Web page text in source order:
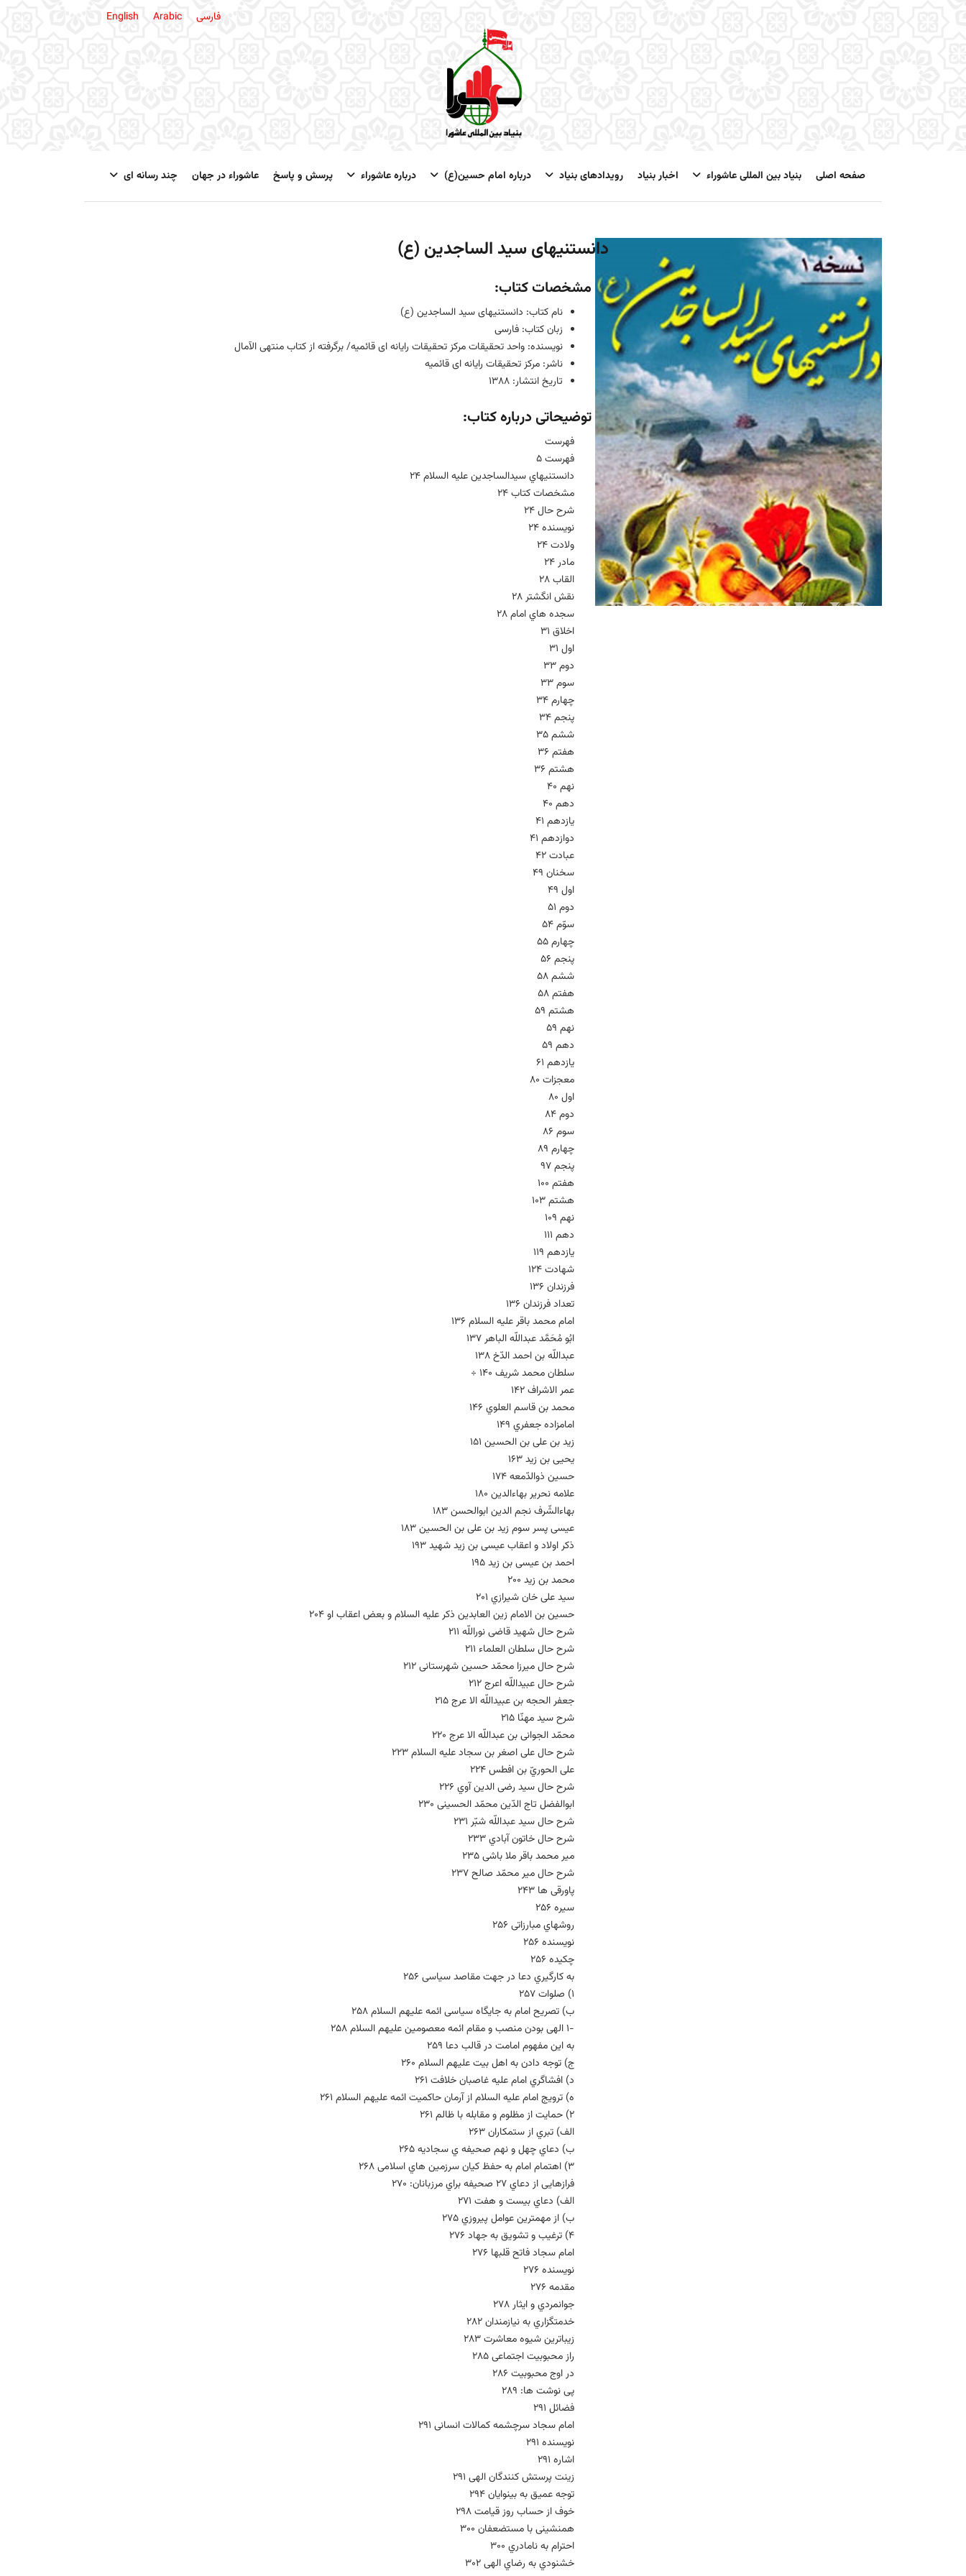
فارسی English Arabic
صفحه اصلی بنیاد بین المللی عاشوراء اخبار بنیاد رویدادهای بنیاد درباره امام حسین(ع) درباره عاشوراء پرسش و پاسخ عاشوراء در جهان چند رسانه ای
دانستنیهای سید الساجدین (ع)
مشخصات کتاب:
نام کتاب: دانستنیهای سید الساجدین (ع)
زبان کتاب: فارسی
نویسنده: واحد تحقیقات مرکز تحقیقات رایانه ای قائمیه/ برگرفته از کتاب منتهی الآمال
ناشر: مرکز تحقیقات رایانه ای قائمیه
تاریخ انتشار: 1388
توضیحاتی درباره کتاب:
فهرست
فهرست 5
دانستنیهاي سیدالساجدین علیه السلام 24
مشخصات کتاب 24
شرح حال 24
نویسنده 24
ولادت 24
مادر 24
القاب 28
نقش انگشتر 28
سجده هاي امام 28
اخلاق 31
اول 31
دوم 33
سوم 33
چهارم 34
پنجم 34
ششم 35
هفتم 36
هشتم 36
نهم 40
دهم 40
یازدهم 41
دوازدهم 41
عبادت 42
سخنان 49
اول 49
دوم 51
سوّم 54
چهارم 55
پنجم 56
ششم 58
هفتم 58
هشتم 59
نهم 59
دهم 59
یازدهم 61
معجزات 80
اول 80
دوم 84
سوم 86
چهارم 89
پنجم 97
هفتم 100
هشتم 103
نهم 109
دهم 111
یازدهم 119
شهادت 124
فرزندان 136
تعداد فرزندان 136
امام محمد باقر علیه السلام 136
ابُو مُحَمَّد عبداللّه الباهر 137
عبداللّه بن احمد الدّخ 138
سلطان محمد شریف 140 ÷
عمر الاشراف 142
محمد بن قاسم العلوي 146
امامزاده جعفري 149
زید بن علی بن الحسین 151
یحیی بن زید 163
حسین ذوالدّمعه 174
علامه نحریر بهاءالدین 180
بهاءالشّرف نجم الدین ابوالحسن 183
عیسی پسر سوم زید بن علی بن الحسین 183
ذکر اولاد و اعقاب عیسی بن زید شهید 193
احمد بن عیسی بن زید 195
محمد بن زید 200
سید علی خان شیرازي 201
حسین بن الامام زین العابدین ذکر علیه السلام و بعض اعقاب او 204
شرح حال شهید قاضی نوراللّه 211
شرح حال سلطان العلماء 211
شرح حال میرزا محمّد حسین شهرستانی 212
شرح حال عبیداللّه اعرج 212
جعفر الحجه بن عبیداللّه الا عرج 215
شرح سید مهنّا 215
محمّد الجوانی بن عبداللّه الا عرج 220
شرح حال علی اصغر بن سجاد علیه السلام 223
علی الحوريّ بن افطس 224
شرح حال سید رضی الدین آوي 226
ابوالفضل تاج الدّین محمّد الحسینی 230
شرح حال سید عبداللّه شبّر 231
شرح حال خاتون آبادي 233
میر محمد باقر ملا باشی 235
شرح حال میر محمّد صالح 237
پاورقی ها 243
سیره 256
روشهاي مبارزاتی 256
نویسنده 256
چکیده 256
به کارگیري دعا در جهت مقاصد سیاسی 256
1) صلوات 257
ب) تصریح امام به جایگاه سیاسی ائمه علیهم السلام 258
-1 الهی بودن منصب و مقام ائمه معصومین علیهم السلام 258
به این مفهوم امامت در قالب دعا 259
ج) توجه دادن به اهل بیت علیهم السلام 260
د) افشاگري امام علیه غاصبان خلافت 261
ه) ترویج امام علیه السلام از آرمان حاکمیت ائمه علیهم السلام 261
2) حمایت از مظلوم و مقابله با ظالم 261
الف) تبري از ستمکاران 263
ب) دعاي چهل و نهم صحیفه ي سجادیه 265
3) اهتمام امام به حفظ کیان سرزمین هاي اسلامی 268
فرازهایی از دعاي 27 صحیفه براي مرزبانان: 270
الف) دعاي بیست و هفت 271
ب) از مهمترین عوامل پیروزي 275
4) ترغیب و تشویق به جهاد 276
امام سجاد فاتح قلبها 276
نویسنده 276
مقدمه 276
جوانمردي و ایثار 278
خدمتگزاري به نیازمندان 282
زیباترین شیوه معاشرت 283
راز محبوبیت اجتماعی 285
در اوج محبوبیت 286
پی نوشت ها: 289
فضائل 291
امام سجاد سرچشمه کمالات انسانی 291
نویسنده 291
اشاره 291
زینت پرستش کنندگان الهی 291
توجه عمیق به بینوایان 294
خوف از حساب روز قیامت 298
همنشینی با مستضعفان 300
احترام به نامادري 300
خشنودي به رضاي الهی 302